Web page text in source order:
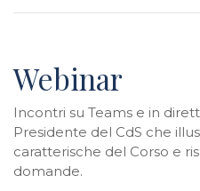
Webinar
Incontri su Teams e in
Presidente del CdS che
caratterische del Corso e
domande.